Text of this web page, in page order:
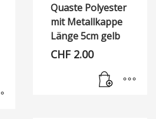
Quaste Polyester
mit Metallkappe
Länge 5cm gelb
CHF 2.00